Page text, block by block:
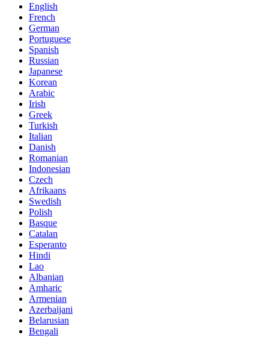
English
French
German
Portuguese
Spanish
Russian
Japanese
Korean
Arabic
Irish
Greek
Turkish
Italian
Danish
Romanian
Indonesian
Czech
Afrikaans
Swedish
Polish
Basque
Catalan
Esperanto
Hindi
Lao
Albanian
Amharic
Armenian
Azerbaijani
Belarusian
Bengali